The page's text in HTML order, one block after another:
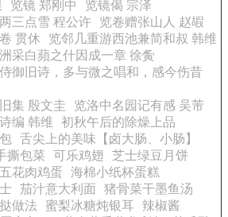
览镜 郑刚中
览镜偈 宗泽
三点雪 程公许
览卷赠张山人 赵嘏
贯休
览邻几重游西池兼简和叔 韩维
采白蘋之什因成一章 徐夤
御旧诗，多与微之唱和，感今伤昔
集 殷文圭
览洛中名园记有感 吴芾
编 韩维
初秋午后的除燥上品
舌尖上的美味【卤大肠、小肠】
撕包菜 可乐鸡翅
芝士绿豆月饼
花肉鸡蛋
海棉小纸杯蛋糕
茄汁意大利面
猪骨菜干墨鱼汤
做法 蜜梨冰糖炖银耳
辣椒酱